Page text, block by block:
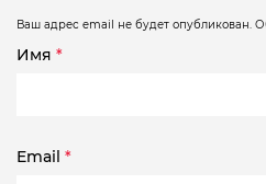
Ваш адрес email не будет опубликован.
Имя *
Email *